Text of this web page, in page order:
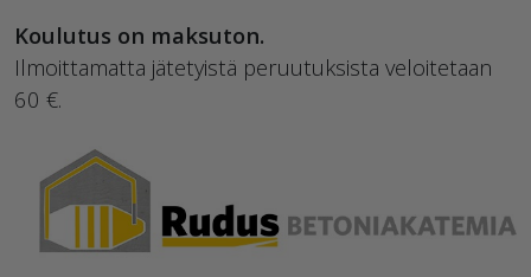
Koulutus on maksuton.
Ilmoittamatta jätetyistä peruutuksista veloitetaan
60 €.